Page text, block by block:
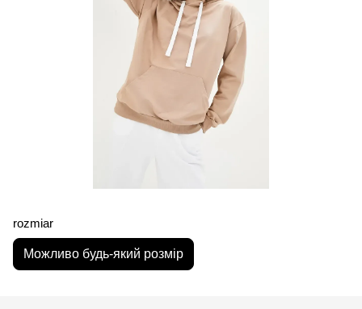
rozmiar
Можливо будь-який розмір